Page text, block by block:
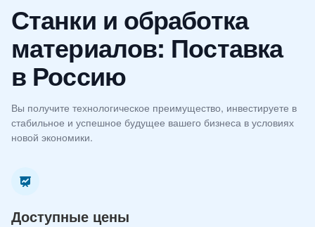
Станки и обработка
материалов: Поставка
в Россию
Вы получите технологическое преимущество, инвестируете в
стабильное и успешное будущее вашего бизнеса в условиях
новой экономики.
Доступные цены